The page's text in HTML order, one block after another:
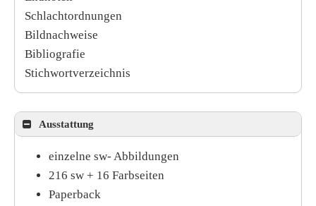
Schlachtordnungen
Bildnachweise
Bibliografie
Stichwortverzeichnis
Ausstattung
einzelne sw- Abbildungen
216 sw + 16 Farbseiten
Paperback